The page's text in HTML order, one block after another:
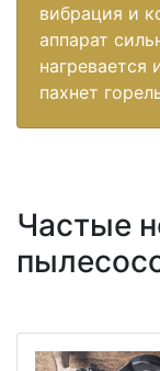
вибрация и
аппарат
нагревается
пахнет
Частые